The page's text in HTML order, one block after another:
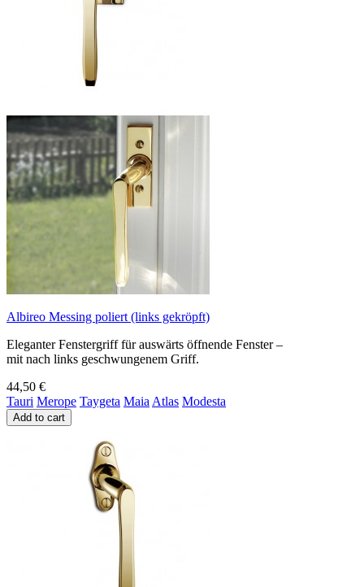
Albireo Messing poliert (links gekröpft)
Eleganter Fenstergriff für auswärts öffnende Fenster –
mit nach links geschwungenem Griff.
44,50 €
Tauri Merope Taygeta Maia Atlas Modesta
Add to cart